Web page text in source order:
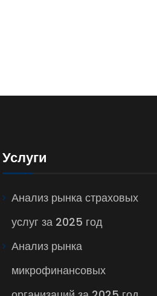
Услуги
Анализ рынка страховых
услуг за 2025 год
Анализ рынка
микрофинансовых